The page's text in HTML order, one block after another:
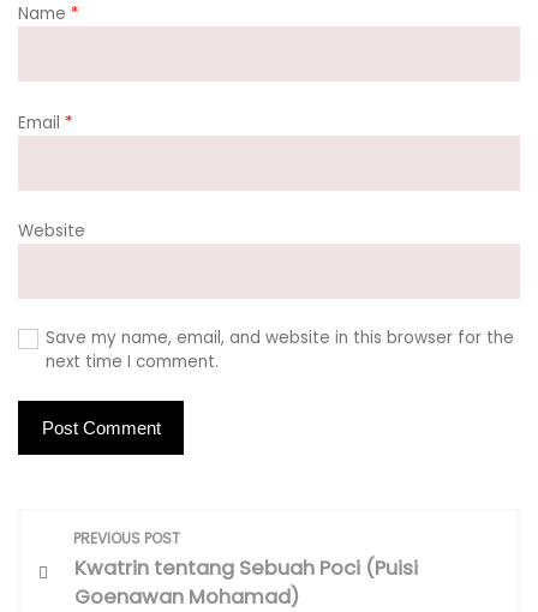
Name *
Email *
Website
Save my name, email, and website in this browser for the
next time I comment.
PREVIOUS POST
Kwatrin tentang Sebuah Poci (Puisi
Goenawan Mohamad)